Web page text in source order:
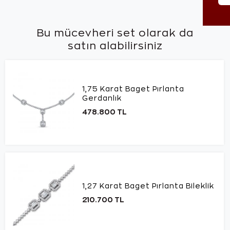
Bu mücevheri set olarak da
satın alabilirsiniz
1,75 Karat Baget Pırlanta
Gerdanlık
478.800 TL
1,27 Karat Baget Pırlanta Bileklik
210.700 TL